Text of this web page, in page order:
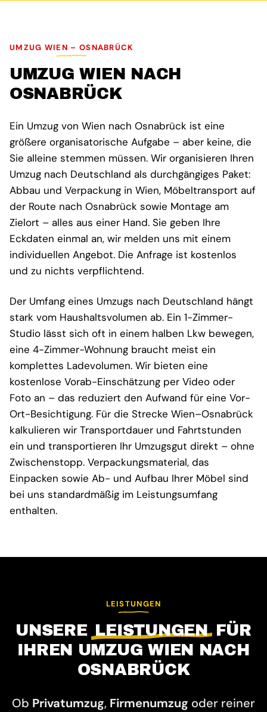
UMZUG WIEN – OSNABRÜCK
UMZUG WIEN NACH
OSNABRÜCK
Ein Umzug von Wien nach Osnabrück ist eine
größere organisatorische Aufgabe – aber keine, die
Sie alleine stemmen müssen. Wir organisieren Ihren
Umzug nach Deutschland als durchgängiges Paket:
Abbau und Verpackung in Wien, Möbeltransport auf
der Route nach Osnabrück sowie Montage am
Zielort – alles aus einer Hand. Sie geben Ihre
Eckdaten einmal an, wir melden uns mit einem
individuellen Angebot. Die Anfrage ist kostenlos
und zu nichts verpflichtend.
Der Umfang eines Umzugs nach Deutschland hängt
stark vom Haushaltsvolumen ab. Ein 1-Zimmer-
Studio lässt sich oft in einem halben Lkw bewegen,
eine 4-Zimmer-Wohnung braucht meist ein
komplettes Ladevolumen. Wir bieten eine
kostenlose Vorab-Einschätzung per Video oder
Foto an – das reduziert den Aufwand für eine Vor-
Ort-Besichtigung. Für die Strecke Wien–Osnabrück
kalkulieren wir Transportdauer und Fahrtstunden
ein und transportieren Ihr Umzugsgut direkt – ohne
Zwischenstopp. Verpackungsmaterial, das
Einpacken sowie Ab- und Aufbau Ihrer Möbel sind
bei uns standardmäßig im Leistungsumfang
enthalten.
LEISTUNGEN
UNSERE LEISTUNGENFÜR
IHREN UMZUG WIEN NACH
OSNABRÜCK
Ob Privatumzug, Firmenumzug oder reiner